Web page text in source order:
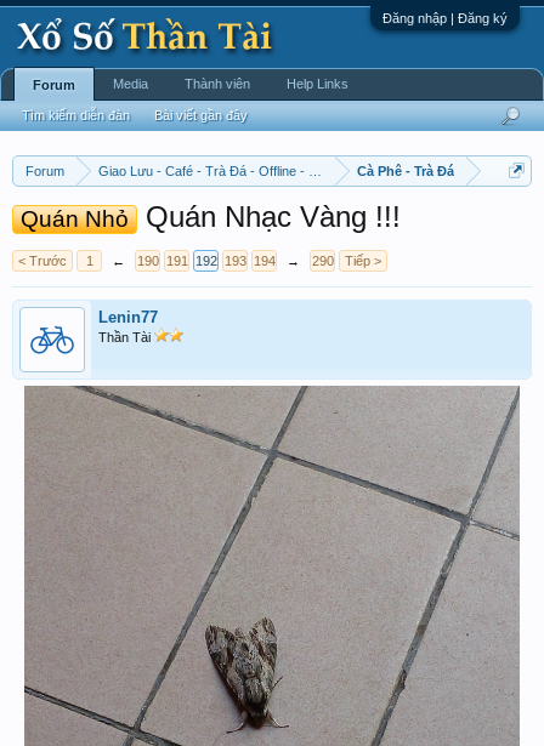
Đăng nhập | Đăng ký
Forum Giao Lưu - Café - Trà Đá - Offline - Tỉnh Tò Hihi!Cà Phê - Trà Đá
Quán Nhỏ Quán Nhạc Vàng !!!
< Trước 1 ← 190 191 192 193 194 → 290 Tiếp >
Lenin77
Thần Tài
Forum
Tìm kiếm diễn đàn Bài viết gần đây
Media Thành viên Help Links